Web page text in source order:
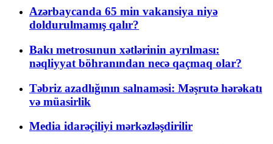
Azərbaycanda 65 min vakansiya niyə
doldurulmamış qalır?
Bakı metrosunun xətlərinin ayrılması:
nəqliyyat böhranından necə qaçmaq olar?
Təbriz azadlığının salnaməsi: Məşrutə hərəkatı
və müasirlik
Media idarəçiliyi mərkəzləşdirilir